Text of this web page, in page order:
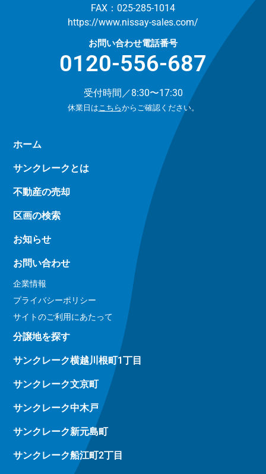
FAX：025-285-1014
https://www.nissay-sales.com/
お問い合わせ電話番号
0120-556-687
受付時間／8:30〜17:30
休業日はこちらからご確認ください。
ホーム
サンクレークとは
不動産の売却
区画の検索
お知らせ
お問い合わせ
企業情報
プライバシーポリシー
サイトのご利用にあたって
分譲地を探す
サンクレーク横越川根町1丁目
サンクレーク文京町
サンクレーク中木戸
サンクレーク新元島町
サンクレーク船江町2丁目